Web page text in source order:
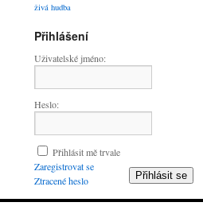
živá hudba
Přihlášení
Uživatelské jméno:
Heslo:
Přihlásit mě trvale
Přihlásit se
Zaregistrovat se
Ztracené heslo